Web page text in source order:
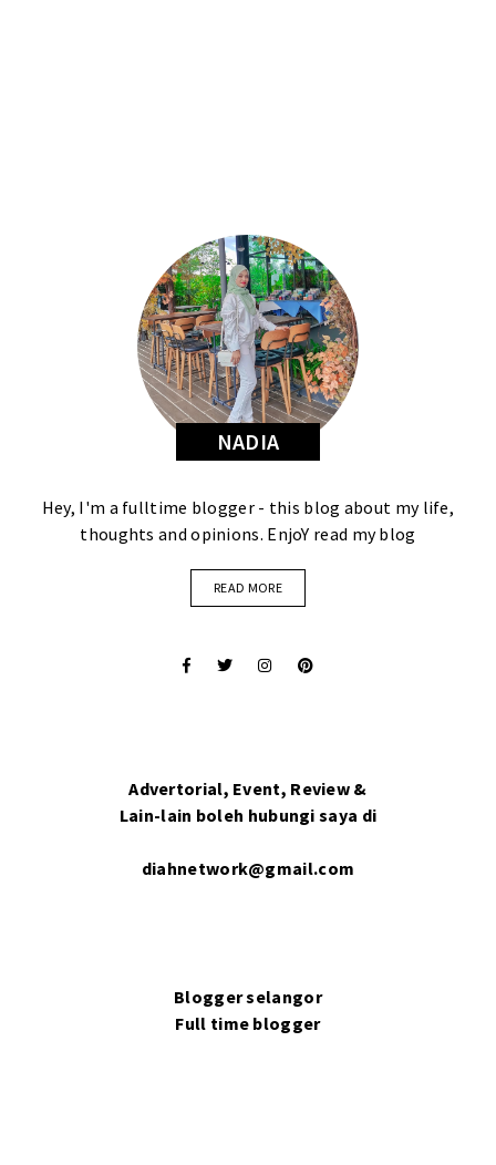
NADIA
Hey, I'm a fulltime blogger - this blog about my life,
thoughts and opinions. EnjoY read my blog
READ MORE
Advertorial, Event, Review &
Lain-lain boleh hubungi saya di
diahnetwork@gmail.com
Blogger selangor
Full time blogger